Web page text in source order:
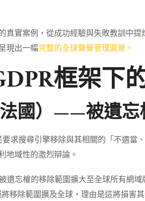
實案例，從成功經驗與失敗教訓中
現出一幅完整的全球聲譽管理圖景。
框架下
國）——被遺
求搜尋引擎移除與其相關的「不適當
地域性的激烈辯論。
忘權的移除範圍擴大至全球所有網
移除範圍擴及全球，理由是這將損害